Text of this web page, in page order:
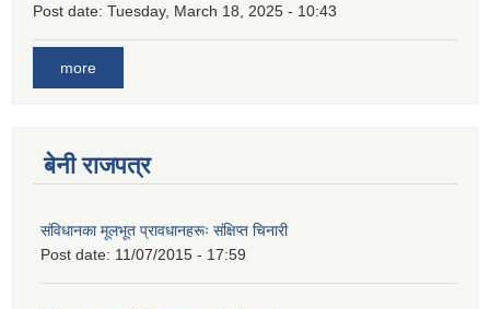
Post date: Tuesday, March 18, 2025 - 10:43
more
बेनी राजपत्र
संविधानका मूलभूत प्रावधानहरूः संक्षिप्त चिनारी
Post date: 11/07/2015 - 17:59